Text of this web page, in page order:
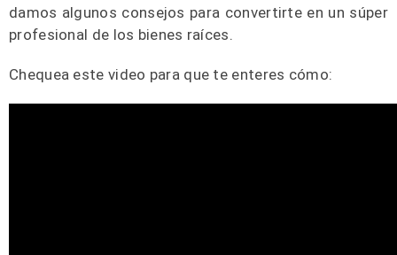
damos algunos consejos para convertirte en un súper
profesional de los bienes raíces.
Chequea este video para que te enteres cómo: